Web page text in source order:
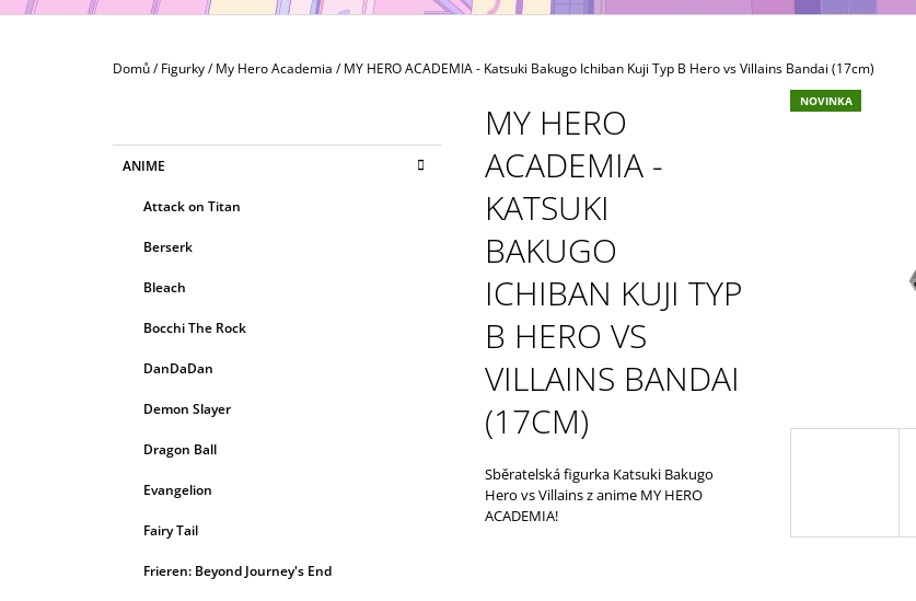
Domů/ Figurky/ My Hero Academia / MY HERO ACADEMIA - Katsuki Bakugo Ichiban Kuji Typ B Hero vs Villains Bandai (17cm)
kategorie
K
AANIME
Attack on Titan
Berserk
Bleach
Bocchi The Rock
DanDaDan
Demon Slayer
Dragon Ball
Evangelion
Fairy Tail
Frieren: Beyond Journey's End
MY HERO
ACADEMIA -
KATSUKI
BAKUGO
ICHIBAN KUJI TYP
B HERO VS
VILLAINS BANDAI
(17CM)
NOVINKA
Sběratelská figurka Katsuki Bakugo
Hero vs Villains z anime MY HERO
ACADEMIA!